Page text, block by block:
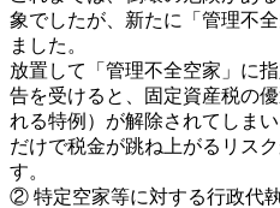
象でしたが、新たに「管理不
ました。
放置して「管理不全空家」に
告を受けると、固定資産税の
れる特例）が解除されてしま
だけで税金が跳ね上がるリス
す。
② 特定空家等に対する行政代